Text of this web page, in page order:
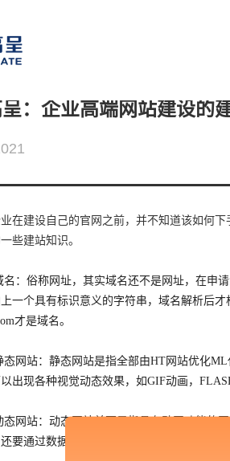
：企业高端网站建设的
在建设自己的官网之前，并不知道该如何
些建站知识。
名：俗称网址，其实域名还不是网址，在申
一个具有标识意义的字符串，域名解析后
才是域名。
态网站：静态网站是指全部由HT网站优化
出现各种视觉动态效果，如GIF动画，
态网站：动态网站并不是指具有动画功能的
要通过数据库和编程序来使网站具有更多